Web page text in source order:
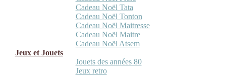
Cadeau Noël Tata
Cadeau Noël Tonton
Cadeau Noël Maitresse
Cadeau Noël Maitre
Cadeau Noël Atsem
Jeux et Jouets
Jouets des années 80
Jeux retro